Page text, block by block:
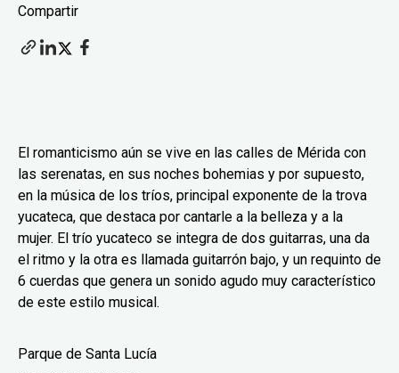
Compartir
El romanticismo aún se vive en las calles de Mérida con
las serenatas, en sus noches bohemias y por supuesto,
en la música de los tríos, principal exponente de la trova
yucateca, que destaca por cantarle a la belleza y a la
mujer. El trío yucateco se integra de dos guitarras, una da
el ritmo y la otra es llamada guitarrón bajo, y un requinto de
6 cuerdas que genera un sonido agudo muy característico
de este estilo musical.
Parque de Santa Lucía